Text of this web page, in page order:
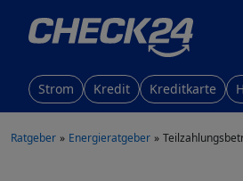
Strom Kredit Kreditkarte
Ratgeber Energieratgeber